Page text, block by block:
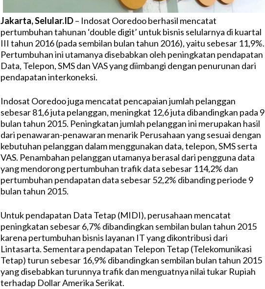
Jakarta, Selular.ID– Indosat Ooredoo berhasil mencatat
pertumbuhan tahunan ‘double digit’ untuk bisnis selularnya di kuartal
III tahun 2016 (pada sembilan bulan tahun 2016), yaitu sebesar 11,9%.
Pertumbuhan ini utamanya disebabkan oleh peningkatan pendapatan
Data, Telepon, SMS dan VAS yang diimbangi dengan penurunan dari
pendapatan interkoneksi.
Indosat Ooredoo juga mencatat pencapaian jumlah pelanggan
sebesar 81,6 juta pelanggan, meningkat 12,6 juta dibandingkan pada 9
bulan tahun 2015. Peningkatan jumlah pelanggan ini merupakan hasil
dari penawaran-penawaran menarik Perusahaan yang sesuai dengan
kebutuhan pelanggan dalam menggunakan data, telepon, SMS serta
VAS. Penambahan pelanggan utamanya berasal dari pengguna data
yang mendorong pertumbuhan trafik data sebesar 114,2% dan
pertumbuhan pendapatan data sebesar 52,2% dibanding periode 9
bulan tahun 2015.
Untuk pendapatan Data Tetap (MIDI), perusahaan mencatat
peningkatan sebesar 6,7% dibandingkan sembilan bulan tahun 2015
karena pertumbuhan bisnis layanan IT yang dikontribusi dari
Lintasarta. Sementara pendapatan Telepon Tetap (Telekomunikasi
Tetap) turun sebesar 16,9% dibandingkan sembilan bulan tahun 2015
yang disebabkan turunnya trafik dan menguatnya nilai tukar Rupiah
terhadap Dollar Amerika Serikat.